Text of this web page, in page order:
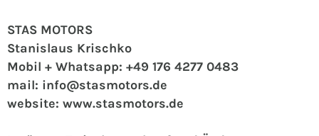
STAS MOTORS
Stanislaus Krischko
Mobil + Whatsapp: +49 176 4277 0483
mail: info@stasmotors.de
website: www.stasmotors.de